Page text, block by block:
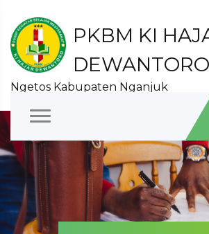
PKBM KI
DEWANTORO
Ngetos Kabupaten Nganjuk